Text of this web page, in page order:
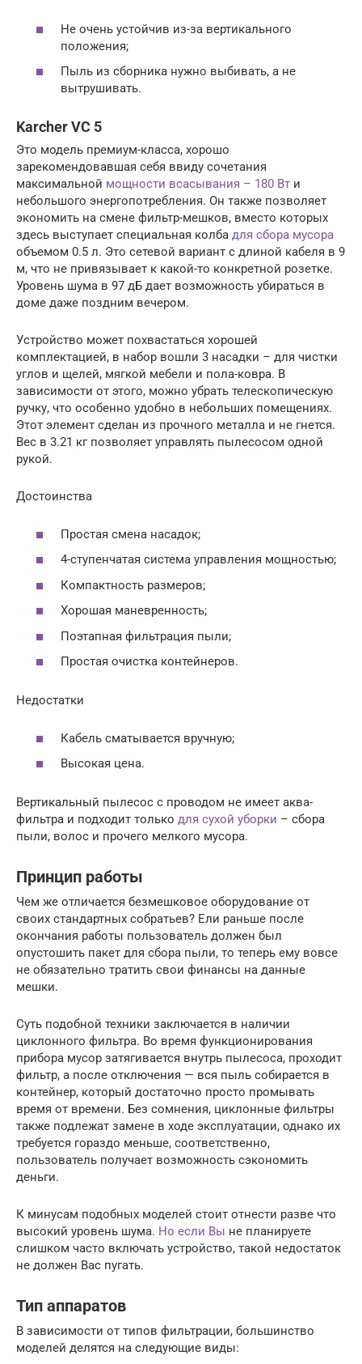
Не очень устойчив из-за вертикального
положения;
Пыль из сборника нужно выбивать, а не
вытрушивать.
Karcher VC 5
Это модель премиум-класса, хорошо
зарекомендовавшая себя ввиду сочетания
максимальной мощности всасывания – 180 Вт и
небольшого энергопотребления. Он также позволяет
экономить на смене фильтр-мешков, вместо которых
здесь выступает специальная колба для сбора мусора
объемом 0.5 л. Это сетевой вариант с длиной кабеля в 9
м, что не привязывает к какой-то конкретной розетке.
Уровень шума в 97 дБ дает возможность убираться в
доме даже поздним вечером.
Устройство может похвастаться хорошей
комплектацией, в набор вошли 3 насадки – для чистки
углов и щелей, мягкой мебели и пола-ковра. В
зависимости от этого, можно убрать телескопическую
ручку, что особенно удобно в небольших помещениях.
Этот элемент сделан из прочного металла и не гнется.
Вес в 3.21 кг позволяет управлять пылесосом одной
рукой.
Достоинства
Простая смена насадок;
4-ступенчатая система управления мощностью;
Компактность размеров;
Хорошая маневренность;
Поэтапная фильтрация пыли;
Простая очистка контейнеров.
Недостатки
Кабель сматывается вручную;
Высокая цена.
Вертикальный пылесос с проводом не имеет аква-
фильтра и подходит только для сухой уборки – сбора
пыли, волос и прочего мелкого мусора.
Принцип работы
Чем же отличается безмешковое оборудование от
своих стандартных собратьев? Ели раньше после
окончания работы пользователь должен был
опустошить пакет для сбора пыли, то теперь ему вовсе
не обязательно тратить свои финансы на данные
мешки.
Суть подобной техники заключается в наличии
циклонного фильтра. Во время функционирования
прибора мусор затягивается внутрь пылесоса, проходит
фильтр, а после отключения — вся пыль собирается в
контейнер, который достаточно просто промывать
время от времени. Без сомнения, циклонные фильтры
также подлежат замене в ходе эксплуатации, однако их
требуется гораздо меньше, соответственно,
пользователь получает возможность сэкономить
деньги.
К минусам подобных моделей стоит отнести разве что
высокий уровень шума. Но если Вы не планируете
слишком часто включать устройство, такой недостаток
не должен Вас пугать.
Тип аппаратов
В зависимости от типов фильтрации, большинство
моделей делятся на следующие виды: